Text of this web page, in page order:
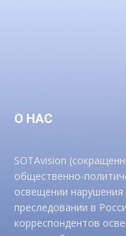
О НАС
SOTAvision
общественно-
освещении
преследовании в
корреспондентов